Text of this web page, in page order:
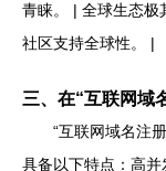
青睐。 | 全球生态极
社区支持全球性。 |
三、在“互联网域
“互联网域名注
具备以下特点：高并